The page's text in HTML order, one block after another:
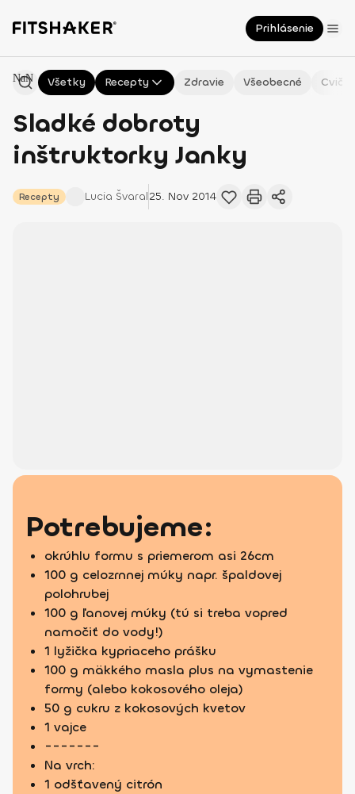
Prihlásenie
Všetky Recepty Zdravie Všeobecné
Sladké dobroty
inštruktorky Janky
Recepty Lucia Švaral25. Nov 2014
NaN
Potrebujeme:
okrúhlu formu s priemerom asi 26cm
100 g celozrnnej múky napr. špaldovej
polohrubej
100 g ľanovej múky (tú si treba vopred
namočiť do vody!)
1 lyžička kypriaceho prášku
100 g mäkkého masla plus na vymastenie
formy (alebo kokosového oleja)
50 g cukru z kokosových kvetov
1 vajce
-------
Na vrch:
1 odšťavený citrón